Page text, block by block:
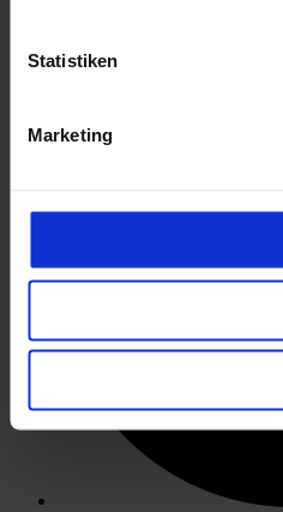
Statistiken
Marketing